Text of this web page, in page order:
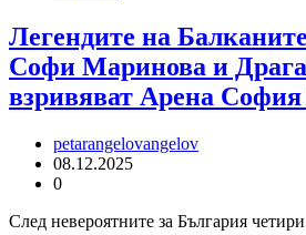
Легендите на
Софи Маринова и
взривяват Арена София
petarangelovangelov
08.12.2025
0
След невероятните за България